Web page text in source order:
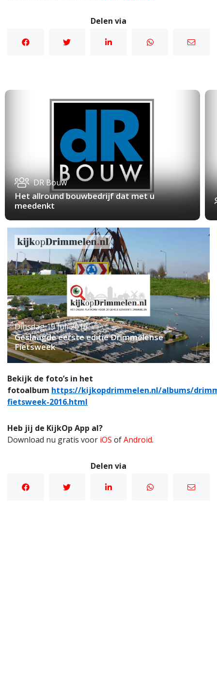
Delen via
DR Bouw
Het allround bouwbedrijf dat met u
meedenkt
Dinsdag 19 Juli 2016
Geslaagde eerste editie Drimmelense
Fietsweek
Bekijk de foto’s in het
fotoalbum https://kijkopdrimmelen.nl/albums/
fietsweek-2016.html
Heb jij de KijkOp App al?
Download nu gratis voor iOS ofAndroid.
Delen via